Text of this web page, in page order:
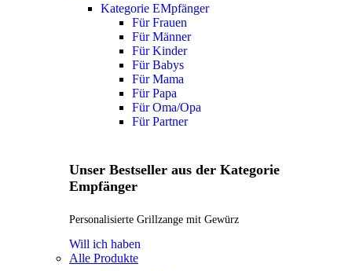
Kategorie EMpfänger
Für Frauen
Für Männer
Für Kinder
Für Babys
Für Mama
Für Papa
Für Oma/Opa
Für Partner
Unser Bestseller aus der Kategorie
Empfänger
Personalisierte Grillzange mit Gewürz
Will ich haben
Alle Produkte